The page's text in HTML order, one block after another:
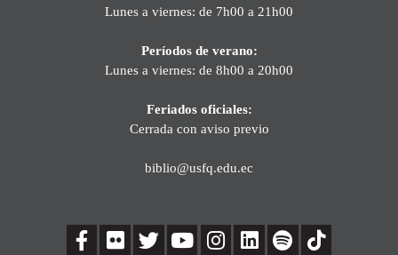
Lunes a viernes: de 7h00 a 21h00
Períodos de verano:
Lunes a viernes: de 8h00 a 20h00
Feriados oficiales:
Cerrada con aviso previo
biblio@usfq.edu.ec